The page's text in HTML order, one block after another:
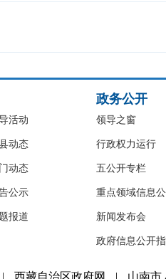
活动
动态
动态
公示
报道
政务公开
领导之窗
行政权力运行
五公开专栏
重点领域信息
新闻发布会
政府信息公开
| 西藏自治区政府网 | 山南市